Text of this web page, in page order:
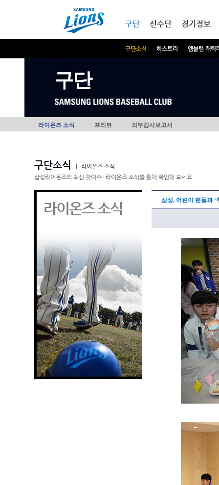
구단
구단소식 히스토리 엠블럼 캐릭
선수단 경기정보
구단
라이온즈 소식 프리뷰 외부감사보고서
구단소식
라이온즈 소식
삼성라이온즈의 최신 핫이슈! 라이온즈 소식을 통해 확인해 보세요.
라이온즈 소식 삼성, 어린이 팬들과 ‘